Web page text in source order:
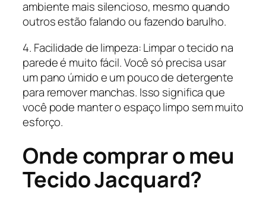
ambiente mais silencioso, mesmo quando
outros estão falando ou fazendo barulho.
4. Facilidade de limpeza: Limpar o tecido na
parede é muito fácil. Você só precisa usar
um pano úmido e um pouco de detergente
para remover manchas. Isso significa que
você pode manter o espaço limpo sem muito
esforço.
Onde comprar o meu
Tecido Jacquard?